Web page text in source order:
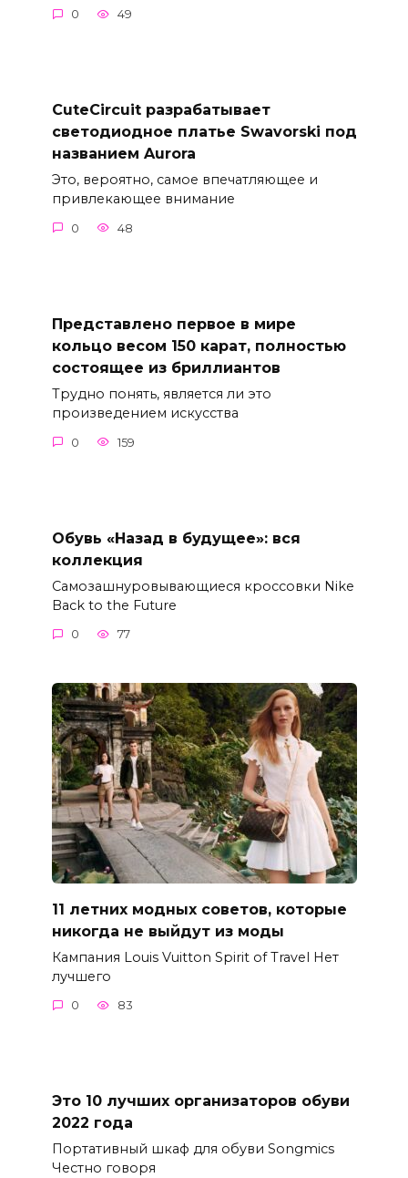
0 49
CuteCircuit разрабатывает
светодиодное платье Swavorski под
названием Aurora
Это, вероятно, самое впечатляющее и
привлекающее внимание
0 48
Представлено первое в мире
кольцо весом 150 карат, полностью
состоящее из бриллиантов
Трудно понять, является ли это
произведением искусства
0 159
Обувь «Назад в будущее»: вся
коллекция
Самозашнуровывающиеся кроссовки Nike
Back to the Future
0 77
11 летних модных советов, которые
никогда не выйдут из моды
Кампания Louis Vuitton Spirit of Travel Нет
лучшего
0 83
Это 10 лучших организаторов обуви
2022 года
Портативный шкаф для обуви Songmics
Честно говоря